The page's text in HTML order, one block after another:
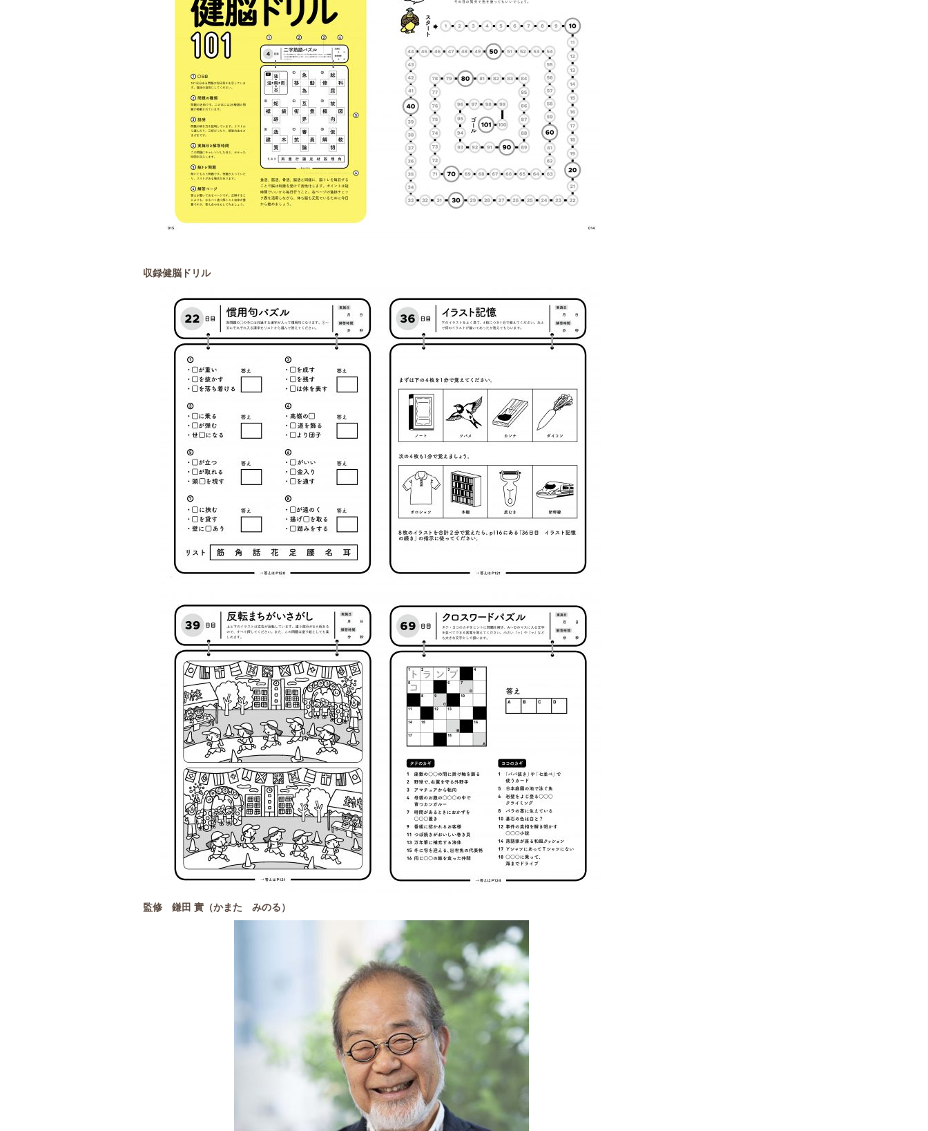
収録健脳ドリル
監修 鎌田 實（かまた みのる）